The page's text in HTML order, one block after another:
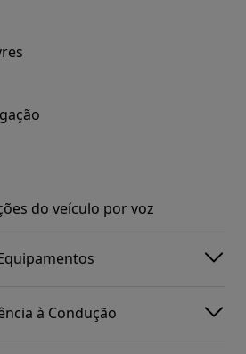
do veículo por voz
à Condução